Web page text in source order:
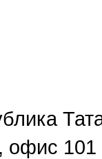
офис 101